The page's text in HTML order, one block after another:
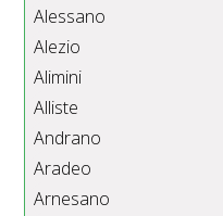
Alessano
Alezio
Alimini
Alliste
Andrano
Aradeo
Arnesano